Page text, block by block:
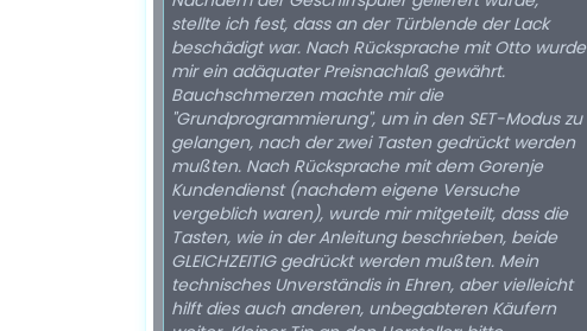
stellte ich fest, dass an der Türblende der Lack
beschädigt war. Nach Rücksprache mit Otto wurde
mir ein adäquater Preisnachlaß gewährt.
Bauchschmerzen machte mir die
"Grundprogrammierung", um in den SET-Modus zu
gelangen, nach der zwei Tasten gedrückt werden
mußten. Nach Rücksprache mit dem Gorenje
Kundendienst (nachdem eigene Versuche
vergeblich waren), wurde mir mitgeteilt, dass die
Tasten, wie in der Anleitung beschrieben, beide
GLEICHZEITIG gedrückt werden mußten. Mein
technisches Unverständis in Ehren, aber vielleicht
hilft dies auch anderen, unbegabteren Käufern